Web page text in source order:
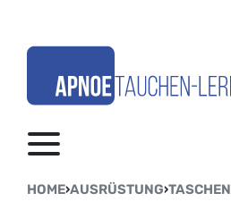
HOME›AUSRÜSTUNG›TASCHEN